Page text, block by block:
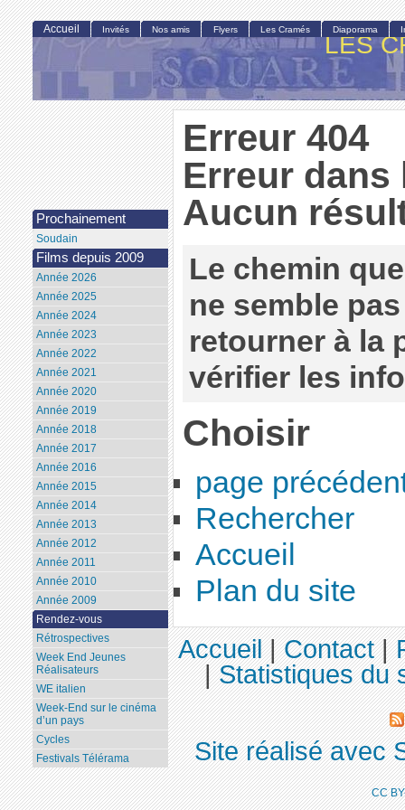
LES
Erreur 404
Erreur dans
Aucun
Le chemin
ne semble
retourner à la
vérifier les
Choisir
page
Rechercher
Accueil
Plan du site
Accueil Invités Nos amis Flyers Les Cramés Diaporama
Prochainement
Soudain
Films depuis 2009
Année 2026
Année 2025
Année 2024
Année 2023
Année 2022
Année 2021
Année 2020
Année 2019
Année 2018
Année 2017
Année 2016
Année 2015
Année 2014
Année 2013
Année 2012
Année 2011
Année 2010
Année 2009
Rendez-vous
Rétrospectives
Week End Jeunes
Réalisateurs
WE italien
Week-End sur le cinéma
d’un pays
Cycles
Festivals Télérama
Accueil|Contact|
|Statistiques du
Site réalisé avec
CC